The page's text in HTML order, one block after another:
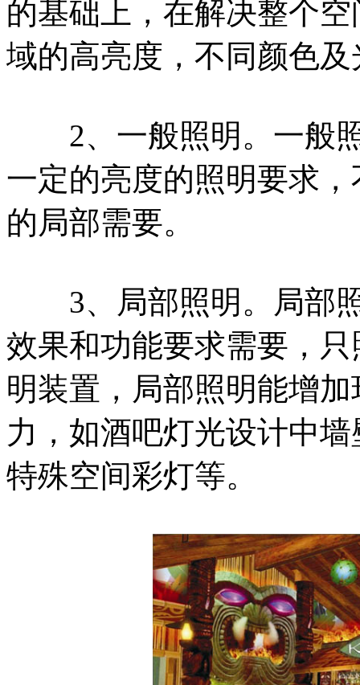
的基础上，在解决整个
域的高亮度，不同颜色
2、一般照明。一般照
一定的亮度的照明要求
的局部需要。
3、局部照明。局部照
效果和功能要求需要，
明装置，局部照明能增
力，如酒吧灯光设计中
特殊空间彩灯等。